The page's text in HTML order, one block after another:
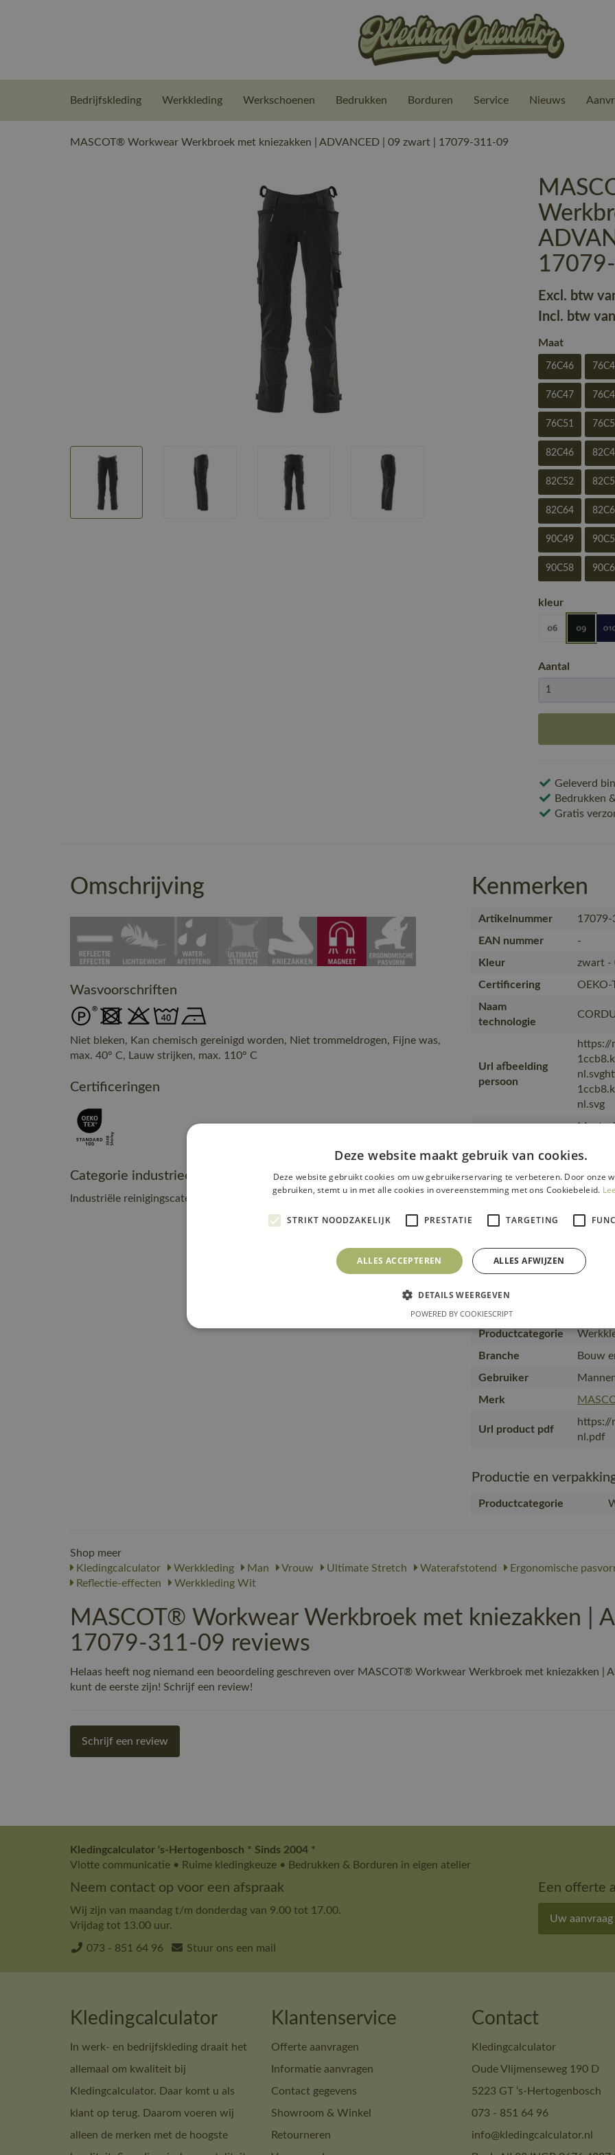
Bedrijfskleding Werkkleding Werkschoenen Bedrukken Borduren Service Nieuws
MASCOT® Workwear Werkbroek met kniezakken | ADVANCED | 09 zwart | 17079-311-09
Excl. btw
Incl. btw
Maat
76C46
76C47
76C51
82C46
82C52
82C64
90C49
90C58
kleur
Aantal
Geleverd
Bedrukken
Gratis
Omschrijving
Wasvoorschriften
Niet bleken, Kan chemisch gereinigd worden, Niet trommeldrogen, Fijne was,
max. 40° C, Lauw strijken, max. 110° C
Certificeringen
Categorie industrieel onderhoud
Industriële reinigingscategorie C2
Kenmerken
Artikelnummer
17079-
EAN nummer
-
Kleur
zwart -
Certificering
OEKO-
Naam
technologie
Url afbeelding
persoon
https://
nl.svg
Opmerkingen
de
the
DSM.,
Collectie
Opmerking over
Artikel kwaliteit
kleur nummer
17079-
Producttype
Kwaliteit
92%
Productcategorie
Branche
Bouw
Gebruiker
Merk
Url product pdf
https://
nl.pdf
Productie en
Productcategorie
Shop meer
Kledingcalculator
Werkkleding Man Vrouw Ultimate Stretch Waterafstotend Ergonomische
Reflectie-effecten
Werkkleding Wit
MASCOT® Workwear Werkbroek met kniezakken |
17079-311-09 reviews
Helaas heeft nog niemand een beoordeling geschreven over MASCOT® Workwear Werkbroek met kniezakken |
kunt de eerste zijn! Schrijf een review!
Schrijf een review
Kledingcalculator 's-Hertogenbosch * Sinds 2004 *
Vlotte communicatie • Ruime kledingkeuze • Bedrukken & Borduren in eigen atelier
Neem contact op voor een afspraak
Wij zijn van maandag t/m donderdag van 9.00 tot 17.00.
Vrijdag tot 13.00 uur.
073 - 851 64 96 Stuur ons een mail
Een offerte
Uw aanvraag
Kledingcalculator
In werk- en bedrijfskleding draait het
allemaal om kwaliteit bij
Kledingcalculator. Daar komt u als
klant op terug. Daarom voeren wij
alleen de merken met de hoogste
Klantenservice
Offerte aanvragen
Informatie aanvragen
Contact gegevens
Showroom & Winkel
Retourneren
Contact
Kledingcalculator
Oude Vlijmenseweg 190 D
5223 GT ‘s-Hertogenbosch
073 - 851 64 96
info@kledingcalculator.nl
Deze website maakt gebruik van cookies.
Deze website gebruikt cookies om uw gebruikerservaring te verbeteren. Door onze
gebruiken, stemt u in met alle cookies in overeenstemming met ons Cookiebeleid.
STRIKT NOODZAKELIJK PRESTATIE TARGETING
ALLES ACCEPTEREN ALLES AFWIJZEN
DETAILS WEERGEVEN
POWERED BY COOKIESCRIPT